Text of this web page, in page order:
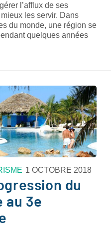
l’afflux de ses
les servir. Dans
du monde, une région se
quelques années
1 OCTOBRE 2018
du
au 3e